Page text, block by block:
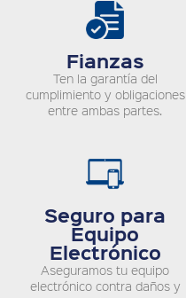
Fianzas
Ten la garantía del
cumplimiento y obligaciones
entre ambas partes.
Seguro para
Equipo
Electrónico
Aseguramos tu equipo
electrónico contra daños y